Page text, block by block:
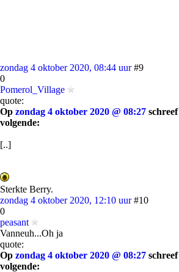
zondag 4 oktober 2020, 08:44 uur #9
0
Pomerol_Village
quote:
Op zondag 4 oktober 2020 @ 08:27 schreef
volgende:
[..]
Sterkte Berry.
zondag 4 oktober 2020, 12:10 uur #10
0
peasant
Vanneuh...Oh ja
quote:
Op zondag 4 oktober 2020 @ 08:27 schreef
volgende: